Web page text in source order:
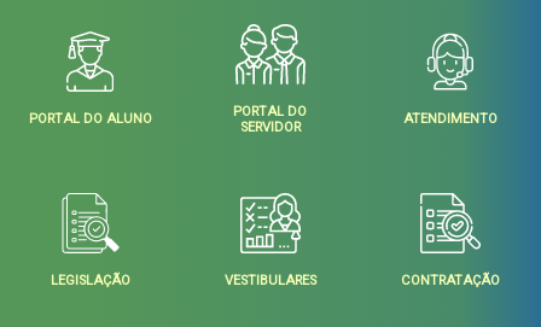
PORTAL DO ALUNO
PORTAL DO
SERVIDOR
ATENDIMENTO
LEGISLAÇÃO VESTIBULARES CONTRATAÇÃO